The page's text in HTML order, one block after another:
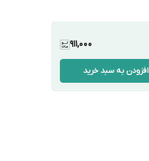
911,000
افزودن به سبد خرید